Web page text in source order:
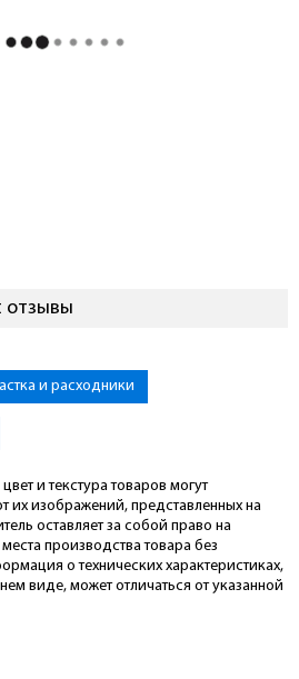
отзывы
и расходники
и текстура товаров могут
их изображений, представленных на
оставляет за собой право на
производства товара без
о технических характеристиках,
виде, может отличаться от указанной